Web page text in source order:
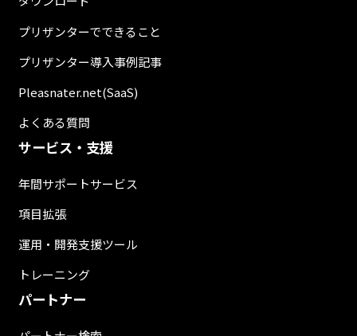
プリザンターでできること
プリザンター導入事例記事
Pleasnater.net(SaaS)
よくある質問
サービス・支援
年間サポートサービス
項目拡張
運用・開発支援ツール
トレーニング
パートナー